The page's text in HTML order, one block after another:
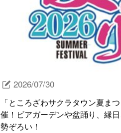
2026/07/30
「ところざわサクラタウン夏ま
催！ビアガーデンや盆踊り、縁
勢ぞろい！